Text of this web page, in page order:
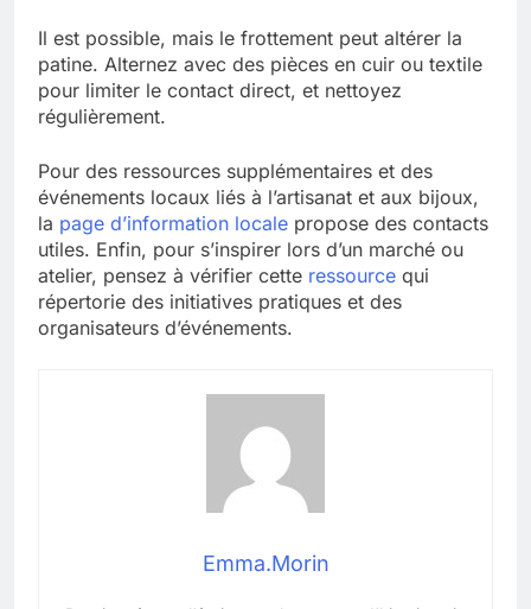
Il est possible, mais le frottement peut altérer la
patine. Alternez avec des pièces en cuir ou textile
pour limiter le contact direct, et nettoyez
régulièrement.
Pour des ressources supplémentaires et des
événements locaux liés à l’artisanat et aux bijoux,
la page d’information locale propose des contacts
utiles. Enfin, pour s’inspirer lors d’un marché ou
atelier, pensez à vérifier cette ressource qui
répertorie des initiatives pratiques et des
organisateurs d’événements.
Emma.Morin